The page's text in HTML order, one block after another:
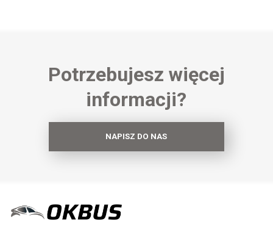
Potrzebujesz więcej
informacji?
NAPISZ DO NAS